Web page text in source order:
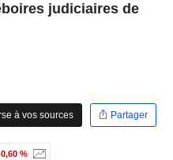
judiciaires de
à vos sources
Partager
%